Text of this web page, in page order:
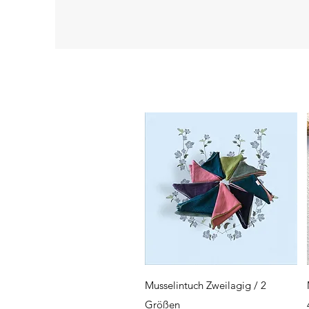
Schnellansicht
Musselintuch Zweilagig / 2
Größen